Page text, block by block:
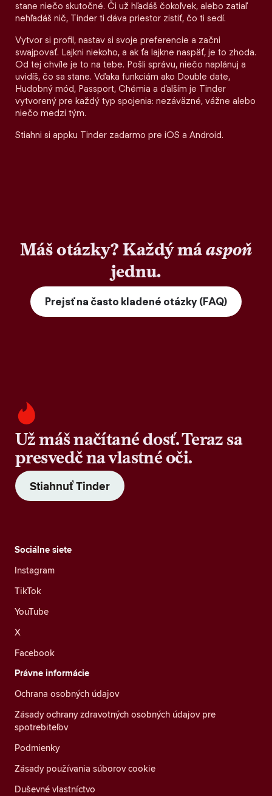
stane niečo skutočné. Či už hľadáš čokoľvek, alebo zatiaľ
nehľadáš nič, Tinder ti dáva priestor zistiť, čo ti sedí.
Vytvor si profil, nastav si svoje preferencie a začni
swajpovať. Lajkni niekoho, a ak ťa lajkne naspäť, je to zhoda.
Od tej chvíle je to na tebe. Pošli správu, niečo naplánuj a
uvidíš, čo sa stane. Vďaka funkciám ako Double date,
Hudobný mód, Passport, Chémia a ďalším je Tinder
vytvorený pre každý typ spojenia: nezáväzné, vážne alebo
niečo medzi tým.
Stiahni si appku Tinder zadarmo pre iOS a Android.
Máš otázky? Každý máaspoň
jednu.
Prejsť na často kladené otázky (FAQ)
Už máš načítané dosť. Teraz sa
presvedč na vlastné oči.
Stiahnuť Tinder
Sociálne siete
Instagram
TikTok
YouTube
X
Facebook
Právne informácie
Ochrana osobných údajov
Zásady ochrany zdravotných osobných údajov pre
spotrebiteľov
Podmienky
Zásady používania súborov cookie
Duševné vlastníctvo